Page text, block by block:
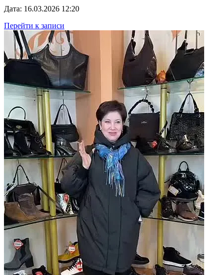
Дата: 16.03.2026 12:20
Перейти к записи